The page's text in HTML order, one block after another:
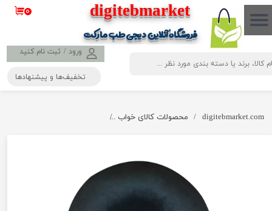
​​​​​​​​digitebmarket
فروشگاه آنلاین دیجی طب مارکت
ورود / ثبت نام کنید
حساب کاربری من
تغییر گذر واژه
۰
تخفیف‌ها و پیشنهادها
digitebmarket.com محصولات کالای خواب